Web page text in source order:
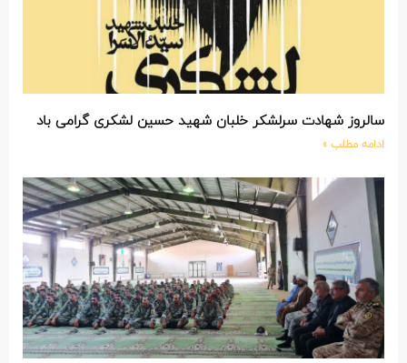
سالروز شهادت سرلشکر خلبان شهید حسین لشکری گرامی باد
ادامه مطلب »